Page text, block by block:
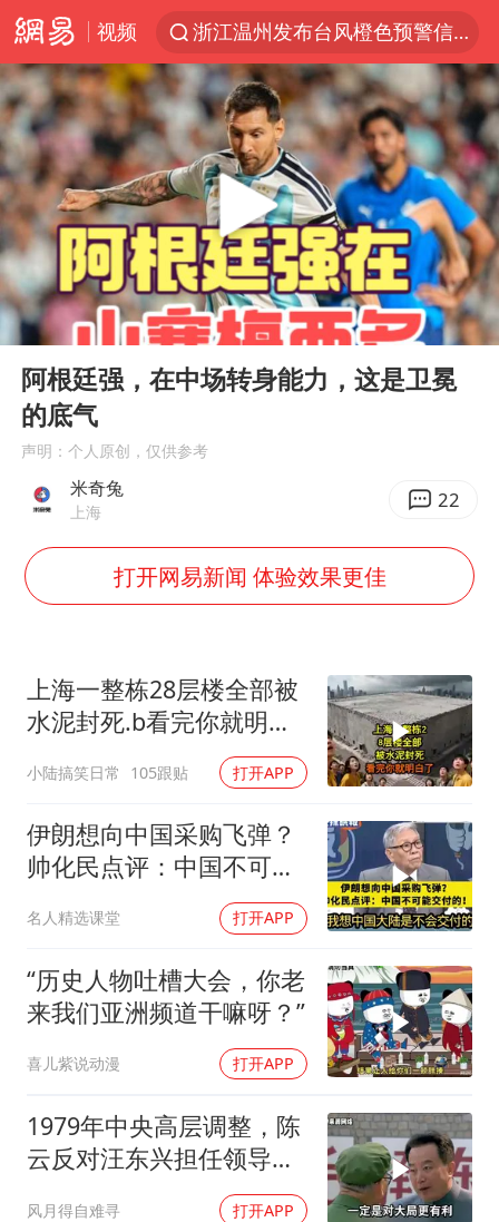
视频
浙江温州发布台风橙色预警信号
男童模仿奥特曼从高处跳下致骨折
富婆带资进组给自己硬加60多场吻戏
金饰克价一夜涨回1300元
名创优品一次性内裤 颜面尽失
白海豚将正面袭击贯穿浙江
视频丨中国东方电气集团原党组副书记、董事宋致远被查
梁家辉：到内地拍戏不是北上是回归
牛津大学一纸声明甩不了锅
香港宏福苑火灾或由烟头引起
女主硬加吻戏短剧已下架
浙江台州《告全体市民书》
《给阿嬷的情书》售后来了
Play
00:00 04:06
阿根廷强，在中场转身能力，这是卫冕
的底气
声明：个人原创，仅供参考
米奇兔
上海 22
打开网易新闻 体验效果更佳
上海一整栋28层楼全部被
水泥封死.b看完你就明白
小陆搞笑日常 105跟贴 打开APP
伊朗想向中国采购飞弹？
帅化民点评：中国不可能
名人精选课堂 打开APP
“历史人物吐槽大会，你老
来我们亚洲频道干嘛呀？”
喜儿紫说动漫 打开APP
1979年中央高层调整，陈
云反对汪东兴担任领导职
风月得自难寻 打开APP